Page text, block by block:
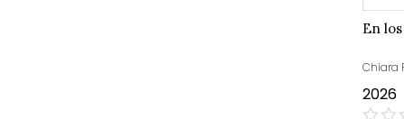
En
Chiara
2026